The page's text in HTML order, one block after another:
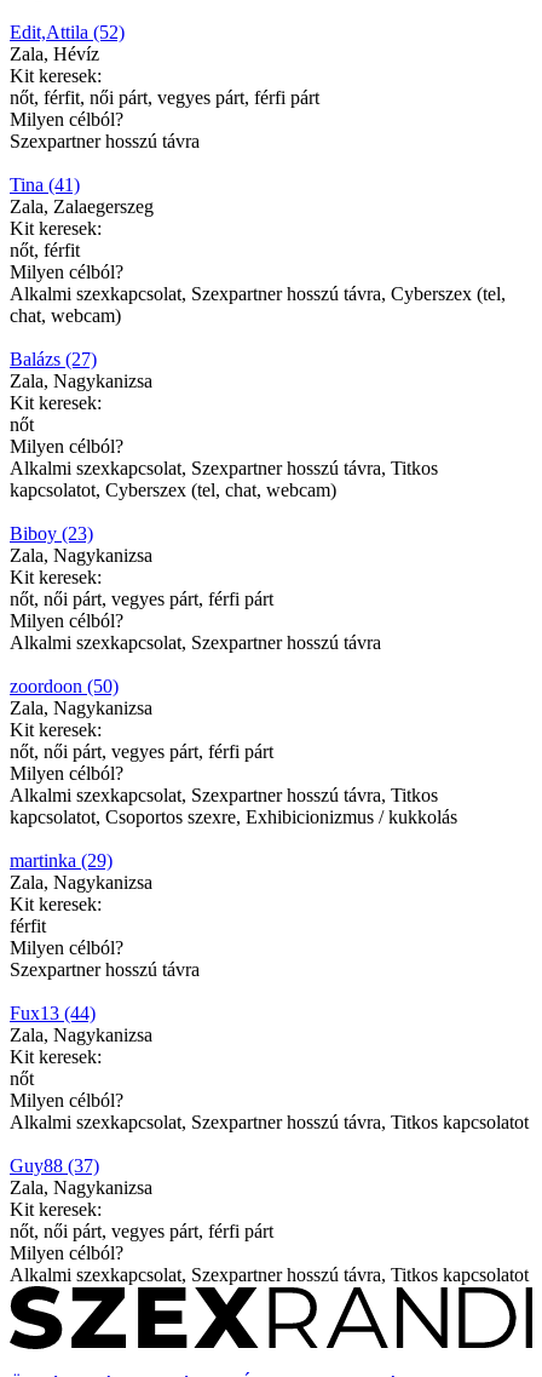
Edit,Attila (52)
Zala, Hévíz
Kit keresek:
nőt, férfit, női párt, vegyes párt, férfi párt
Milyen célból?
Szexpartner hosszú távra
Tina (41)
Zala, Zalaegerszeg
Kit keresek:
nőt, férfit
Milyen célból?
Alkalmi szexkapcsolat, Szexpartner hosszú távra, Cyberszex (tel,
chat, webcam)
Balázs (27)
Zala, Nagykanizsa
Kit keresek:
nőt
Milyen célból?
Alkalmi szexkapcsolat, Szexpartner hosszú távra, Titkos
kapcsolatot, Cyberszex (tel, chat, webcam)
Biboy (23)
Zala, Nagykanizsa
Kit keresek:
nőt, női párt, vegyes párt, férfi párt
Milyen célból?
Alkalmi szexkapcsolat, Szexpartner hosszú távra
zoordoon (50)
Zala, Nagykanizsa
Kit keresek:
nőt, női párt, vegyes párt, férfi párt
Milyen célból?
Alkalmi szexkapcsolat, Szexpartner hosszú távra, Titkos
kapcsolatot, Csoportos szexre, Exhibicionizmus / kukkolás
martinka (29)
Zala, Nagykanizsa
Kit keresek:
férfit
Milyen célból?
Szexpartner hosszú távra
Fux13 (44)
Zala, Nagykanizsa
Kit keresek:
nőt
Milyen célból?
Alkalmi szexkapcsolat, Szexpartner hosszú távra, Titkos kapcsolatot
Guy88 (37)
Zala, Nagykanizsa
Kit keresek:
nőt, női párt, vegyes párt, férfi párt
Milyen célból?
Alkalmi szexkapcsolat, Szexpartner hosszú távra, Titkos kapcsolatot